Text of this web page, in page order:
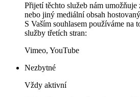
Přijetí těchto služeb nám
nebo jiný mediální obsah
S Vaším souhlasem používáme na
služby třetích stran:
Vimeo, YouTube
Nezbytné
Vždy aktivní